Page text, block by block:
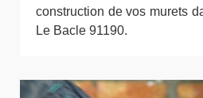
construction de vos murets
Le Bacle 91190.